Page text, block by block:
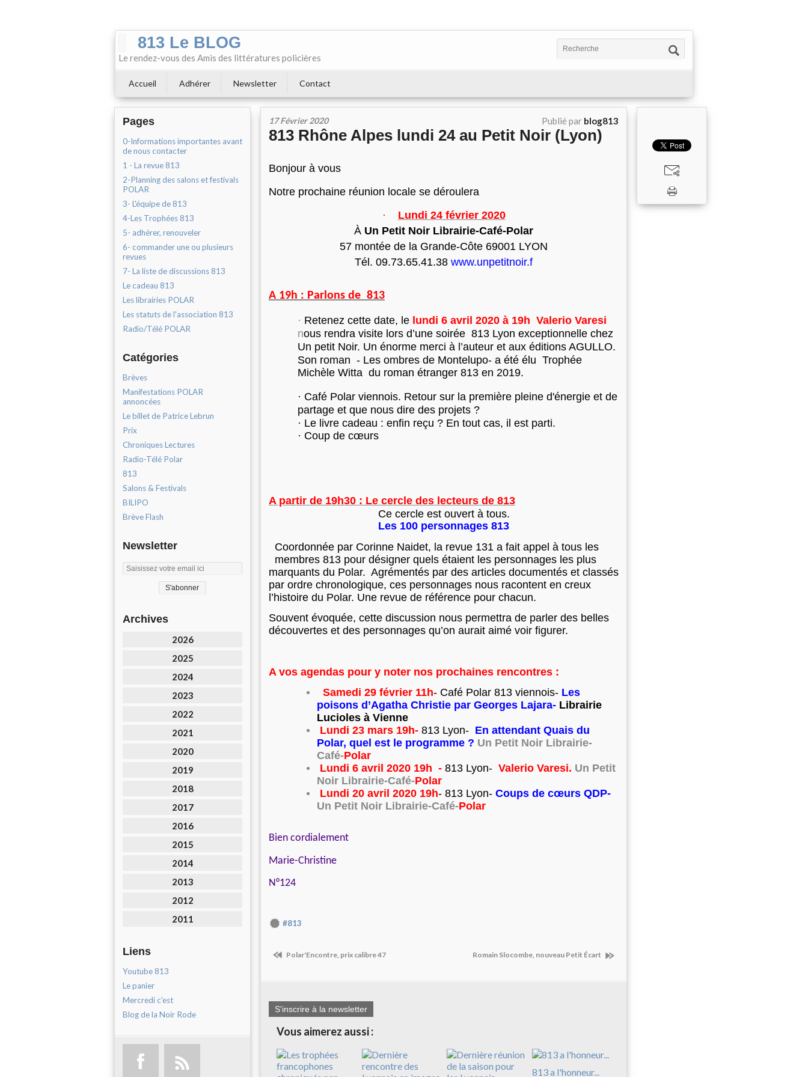
813 Le BLOG
Le rendez-vous des Amis des littératures policières
Accueil Adhérer Newsletter Contact
Pages
0-Informations importantes avant
de nous contacter
1 - La revue 813
2-Planning des salons et festivals
POLAR
3- L'équipe de 813
4-Les Trophées 813
5- adhérer, renouveler
6- commander une ou plusieurs
revues
7- La liste de discussions 813
Le cadeau 813
Les librairies POLAR
Les statuts de l'association 813
Radio/Télé POLAR
Catégories
Brèves
Manifestations POLAR
annoncées
Le billet de Patrice Lebrun
Prix
Chroniques Lectures
Radio-Télé Polar
813
Salons & Festivals
BILIPO
Brève Flash
Newsletter
Archives
2026
2025
2024
2023
2022
2021
2020
2019
2018
2017
2016
2015
2014
2013
2012
2011
Liens
Youtube 813
Le panier
Mercredi c'est
Blog de la Noir Rode
17 Février 2020 Publié par blog813
813 Rhône Alpes lundi 24 au Petit Noir (Lyon)
Bonjour à vous
Notre prochaine réunion locale se déroulera
·
Lundi 24 février 2020
À Un Petit Noir Librairie-Café-Polar
57 montée de la Grande-Côte 69001 LYON
Tél. 09.73.65.41.38 www.unpetitnoir.f
A 19h : Parlons de 813
· Retenez cette date, le lundi 6 avril 2020 à 19h Valerio Varesi
nous rendra visite lors d’une soirée 813 Lyon exceptionnelle chez
Un petit Noir. Un énorme merci à l’auteur et aux éditions AGULLO.
Son roman - Les ombres de Montelupo- a été élu Trophée
Michèle Witta du roman étranger 813 en 2019.
· Café Polar viennois. Retour sur la première pleine d'énergie et de
partage et que nous dire des projets ?
· Le livre cadeau : enfin reçu ? En tout cas, il est parti.
· Coup de cœurs
A partir de 19h30 : Le cercle des lecteurs de 813
Ce cercle est ouvert à tous.
Les 100 personnages 813
Coordonnée par Corinne Naidet, la revue 131 a fait appel à tous les
membres 813 pour désigner quels étaient les personnages les plus
marquants du Polar. Agrémentés par des articles documentés et classés
par ordre chronologique, ces personnages nous racontent en creux
l’histoire du Polar. Une revue de référence pour chacun.
Souvent évoquée, cette discussion nous permettra de parler des belles
découvertes et des personnages qu’on aurait aimé voir figurer.
A vos agendas pour y noter nos prochaines rencontres :
Samedi 29 février 11h- Café Polar 813 viennois- Les
poisons d’Agatha Christie par Georges Lajara- Librairie
Lucioles à Vienne
Lundi 23 mars 19h- 813 Lyon- En attendant Quais du
Polar, quel est le programme ? Un Petit Noir Librairie-
Café-Polar
Lundi 6 avril 2020 19h - 813 Lyon- Valerio Varesi. Un Petit
Noir Librairie-Café-Polar
Lundi 20 avril 2020 19h- 813 Lyon- Coups de cœurs QDP-
Un Petit Noir Librairie-Café-Polar
Bien cordialement
Marie-Christine
N°124
#813
Polar'Encontre, prix calibre 47 Romain Slocombe, nouveau Petit Écart
S'inscrire à la newsletter
Vous aimerez aussi :
813 a l'honneur...